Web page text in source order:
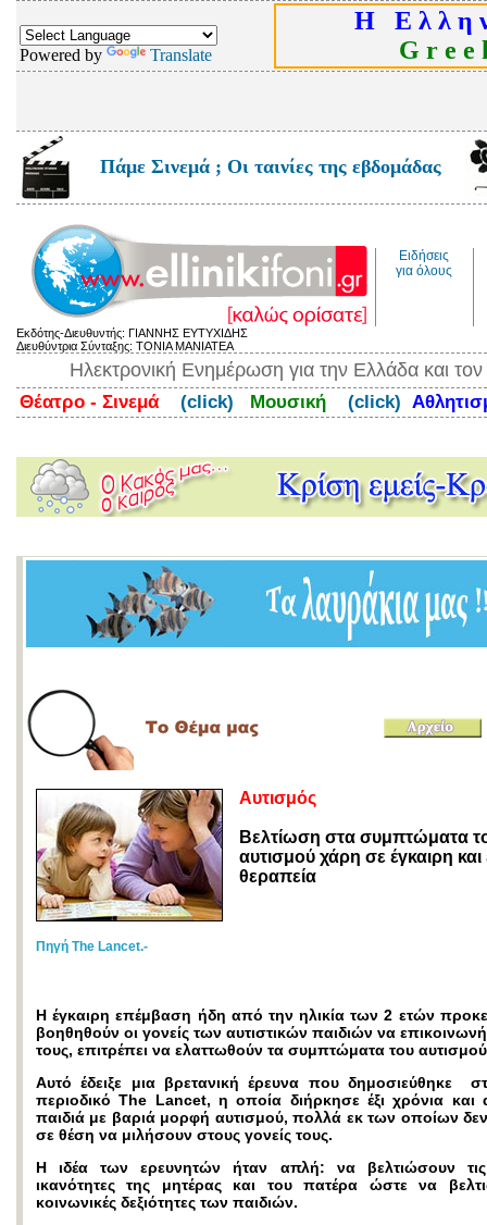
Powered by Translate
Η Ε λ λ η
G r e e
Πάμε Σινεμά ; Οι ταινίες της εβδομάδας
Ειδήσεις
για όλους
Εκδότης-Διευθυντής: ΓΙΑΝΝΗΣ ΕΥΤΥΧΙΔΗΣ
Διευθύντρια Σύνταξης: ΤΟΝΙΑ ΜΑΝΙΑΤΕΑ
Ηλεκτρονική Ενημέρωση για την Ελλάδα και
Θέατρο - Σινεμά (click) Μουσική (click)
Αυτισμός
Βελτίωση στα συμπτώματα
αυτισμού χάρη σε έγκαιρη και
θεραπεία
Πηγή The Lancet.-
Η έγκαιρη επέμβαση ήδη από την ηλικία των 2 ετών
βοηθηθούν οι γονείς των αυτιστικών παιδιών να
τους, επιτρέπει να ελαττωθούν τα συμπτώματα του
Αυτό έδειξε μια βρετανική έρευνα που δημοσιεύθηκε
περιοδικό The Lancet, η οποία διήρκησε έξι χρόνια και
παιδιά με βαριά μορφή αυτισμού, πολλά εκ των οποίων
σε θέση να μιλήσουν στους γονείς τους.
Η ιδέα των ερευνητών ήταν απλή: να βελτιώσουν τις
ικανότητες της μητέρας και του πατέρα ώστε να
κοινωνικές δεξιότητες των παιδιών.